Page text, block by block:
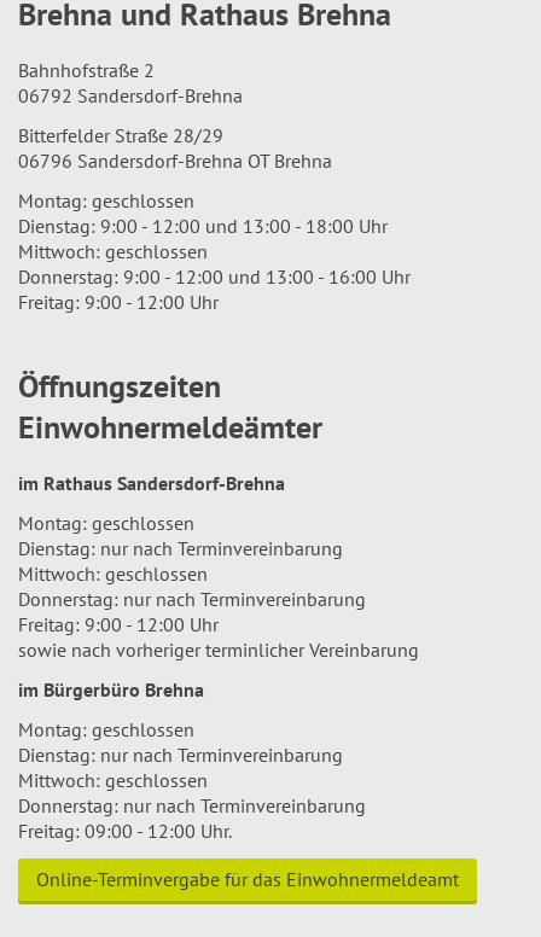
Brehna und Rathaus Brehna
Bahnhofstraße 2
06792 Sandersdorf-Brehna
Bitterfelder Straße 28/29
06796 Sandersdorf-Brehna OT Brehna
Montag: geschlossen
Dienstag: 9:00 - 12:00 und 13:00 - 18:00 Uhr
Mittwoch: geschlossen
Donnerstag: 9:00 - 12:00 und 13:00 - 16:00 Uhr
Freitag: 9:00 - 12:00 Uhr
Öffnungszeiten
Einwohnermeldeämter
im Rathaus Sandersdorf-Brehna
Montag: geschlossen
Dienstag: nur nach Terminvereinbarung
Mittwoch: geschlossen
Donnerstag: nur nach Terminvereinbarung
Freitag: 9:00 - 12:00 Uhr
sowie nach vorheriger terminlicher Vereinbarung
im Bürgerbüro Brehna
Montag: geschlossen
Dienstag: nur nach Terminvereinbarung
Mittwoch: geschlossen
Donnerstag: nur nach Terminvereinbarung
Freitag: 09:00 - 12:00 Uhr.
Online-Terminvergabe für das Einwohnermeldeamt